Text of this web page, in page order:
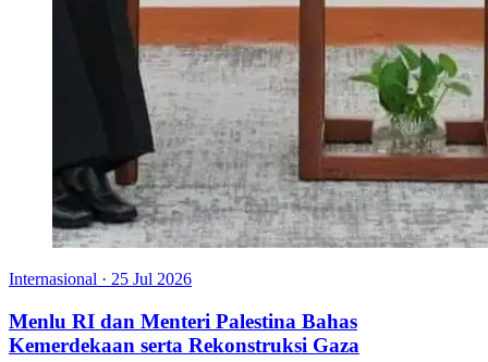
Internasional · 25 Jul 2026
Menlu RI dan Menteri Palestina Bahas
Kemerdekaan serta Rekonstruksi Gaza